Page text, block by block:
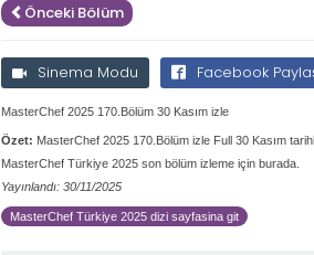
Önceki Bölüm
Sinema Modu Facebook
MasterChef 2025 170.Bölüm 30 Kasım izle
Özet: MasterChef 2025 170.Bölüm izle Full 30 Kasım
MasterChef Türkiye 2025 son bölüm izleme için burada.
Yayınlandı: 30/11/2025
MasterChef Türkiye 2025 dizi sayfasina git